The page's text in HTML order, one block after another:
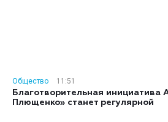
Общество
11:51
Благотворительная инициатива
Плющенко» станет регулярной